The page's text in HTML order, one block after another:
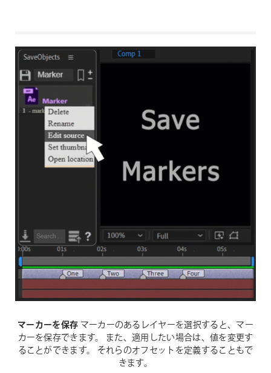
マーカーを保存 マーカーのあるレイヤーを選択すると、マー
カーを保存できます。 また、適用したい場合は、値を変更す
ることができます。 それらのオフセットを定義することもで
きます。